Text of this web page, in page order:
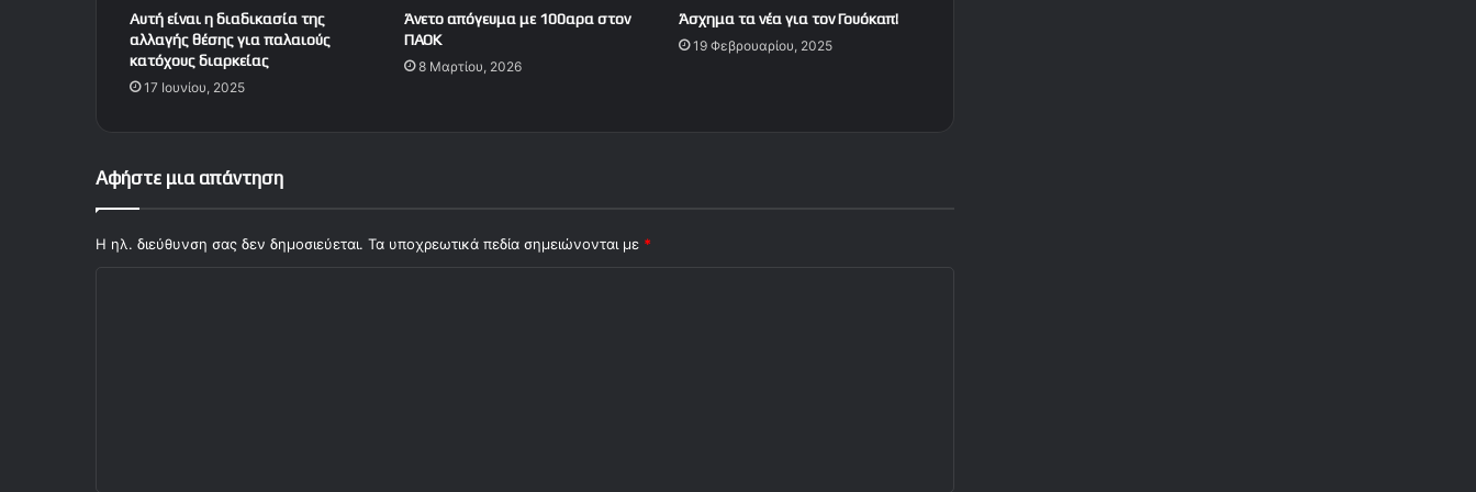
Αυτή είναι η διαδικασία της
αλλαγής θέσης για παλαιούς
κατόχους διαρκείας
17 Ιουνίου, 2025
Άνετο απόγευμα με 100αρα στον
ΠΑΟΚ
8 Μαρτίου, 2026
Άσχημα τα νέα για τον Γουόκαπ!
19 Φεβρουαρίου, 2025
Αφήστε μια απάντηση
Η ηλ. διεύθυνση σας δεν δημοσιεύεται. Τα υποχρεωτικά πεδία σημειώνονται με *